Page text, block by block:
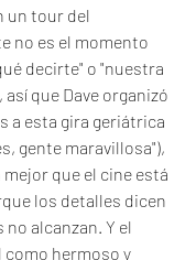
un tour del
no es el momento
decirte" o "nuestra
así que Dave organizó
a esta gira geriátrica
gente maravillosa"),
que el cine está
los detalles dicen
alcanzan. Y el
hermoso y